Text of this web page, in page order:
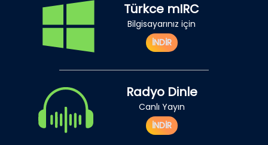
Türkce mIRC
Bilgisayarınız için
İNDİR
Radyo Dinle
Canlı Yayın
İNDİR